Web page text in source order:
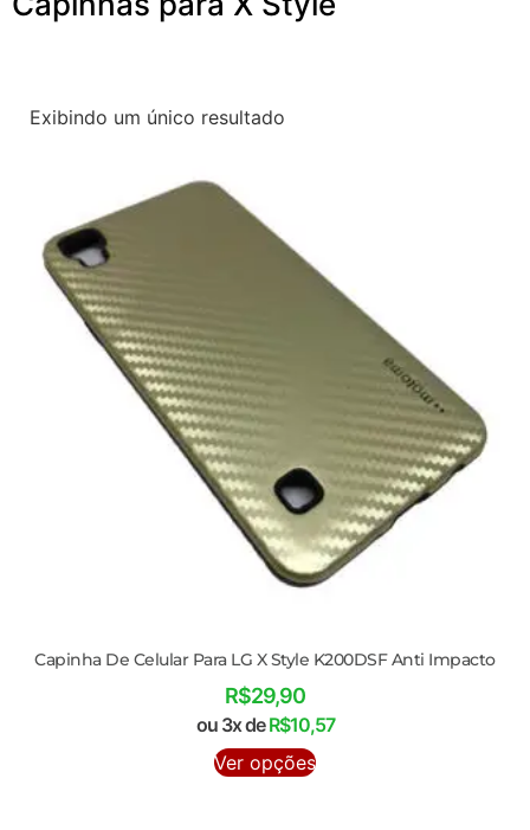
Exibindo um único resultado
Capinha De Celular Para LG X Style K200DSF Anti Impacto
R$29,90
ou 3x deR$10,57
Ver opções